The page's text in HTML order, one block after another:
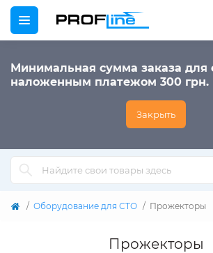
Минимальная сумма заказа для
наложенным платежом 300 грн.
Закрыть
Оборудование для СТО Прожекторы
Прожекторы